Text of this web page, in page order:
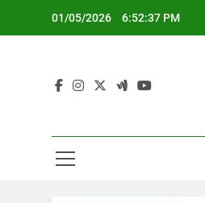
01/05/2026 6:52:38 PM